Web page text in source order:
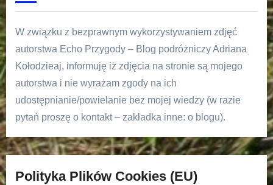
W związku z bezprawnym wykorzystywaniem zdjęć
autorstwa Echo Przygody – Blog podróżniczy Adriana
Kołodzieaj, informuję iż zdjęcia na stronie są mojego
autorstwa i nie wyrażam zgody na ich
udostępnianie/powielanie bez mojej wiedzy (w razie
pytań proszę o kontakt – zakładka inne: o blogu).
Polityka Plików Cookies (EU)